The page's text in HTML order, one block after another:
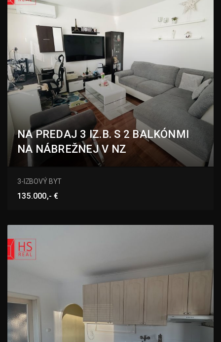
NA PREDAJ 3 IZ.B. S 2 BALKÓNMI
NA NÁBREŽNEJ V NZ
Nábrežná, Nové Zámky
3-IZBOVÝ BYT
135.000,- €